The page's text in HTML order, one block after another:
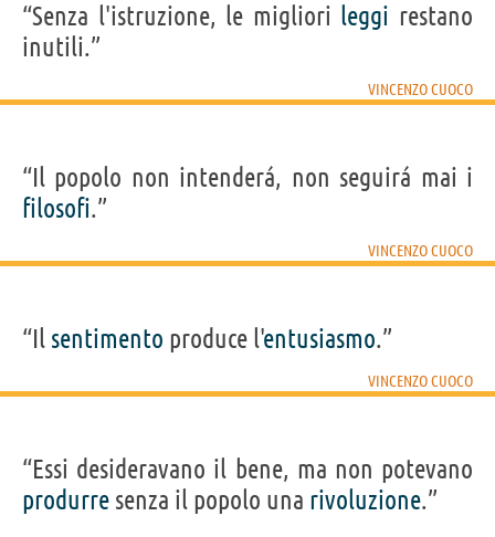
“Senza l'istruzione, le migliori leggi restano
inutili.”
VINCENZO CUOCO
“Il popolo non intenderá, non seguirá mai i
filosofi.”
VINCENZO CUOCO
“Il sentimento produce l'entusiasmo.”
VINCENZO CUOCO
“Essi desideravano il bene, ma non potevano
produrre senza il popolo una rivoluzione.”